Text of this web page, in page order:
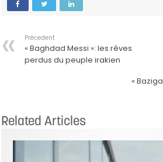
Précedent
« Baghdad Messi »: les rêves
perdus du peuple irakien
«
Related Articles